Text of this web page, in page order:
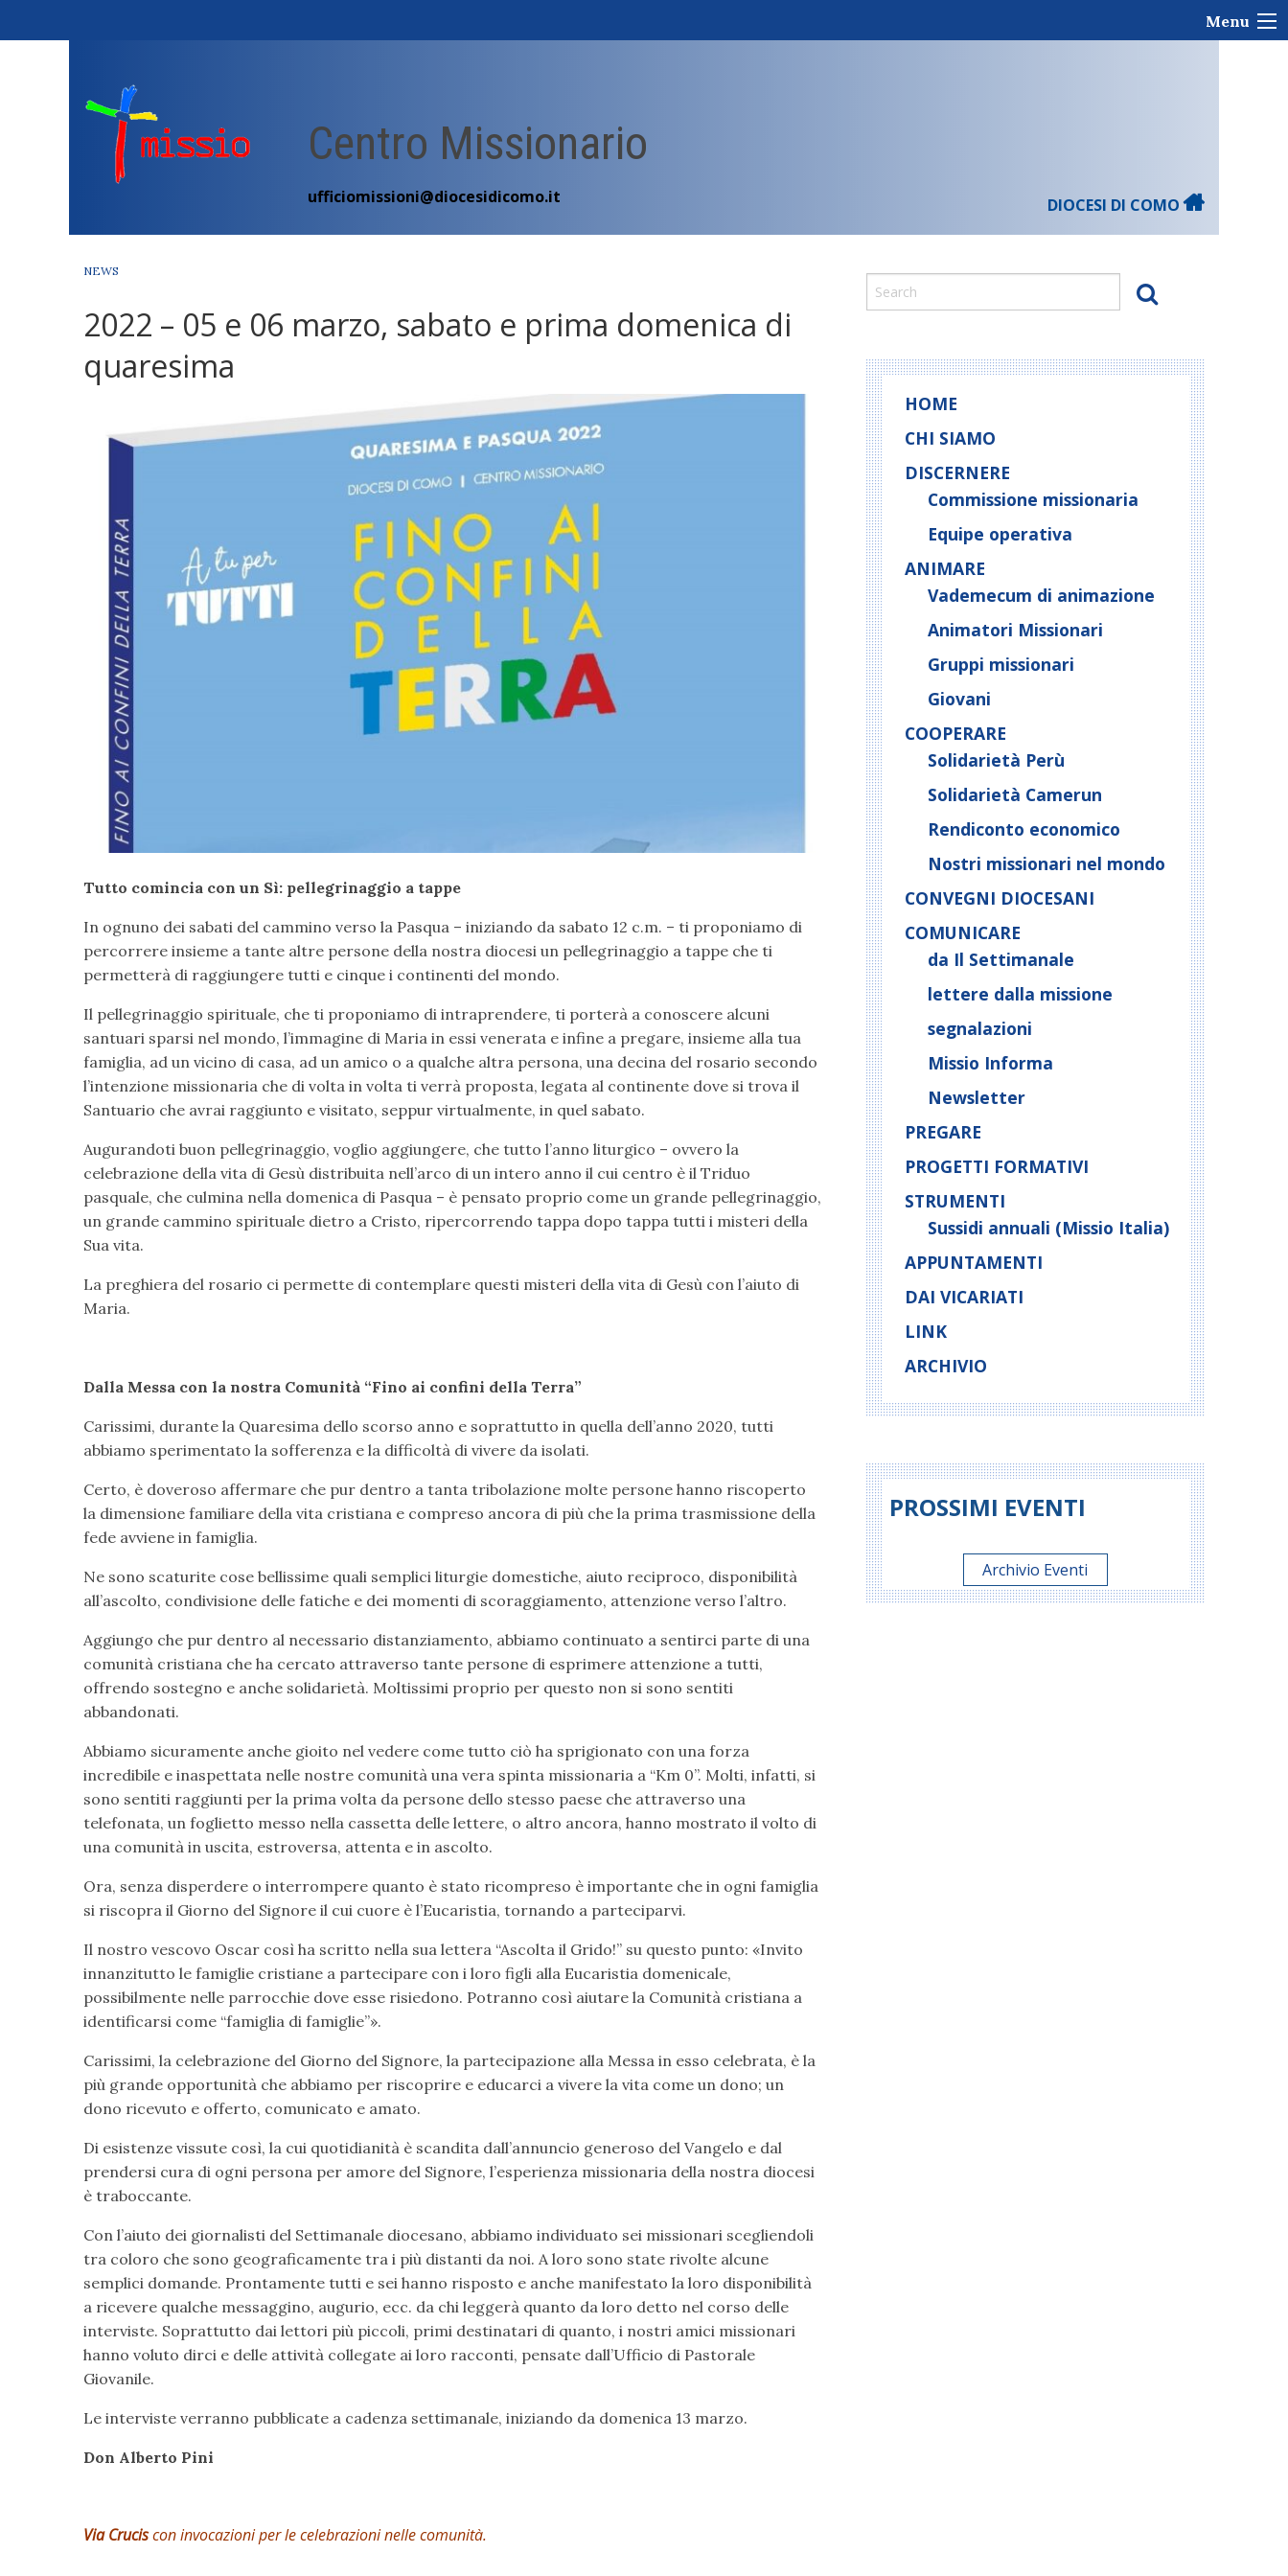
Menu
Centro Missionario
ufficiomissioni@diocesidicomo.it DIOCESI DI COMO
NEWS
2022 – 05 e 06 marzo, sabato e prima domenica di
quaresima
Tutto comincia con un Sì: pellegrinaggio a tappe
In ognuno dei sabati del cammino verso la Pasqua – iniziando da sabato 12 c.m. – ti proponiamo di
percorrere insieme a tante altre persone della nostra diocesi un pellegrinaggio a tappe che ti
permetterà di raggiungere tutti e cinque i continenti del mondo.
Il pellegrinaggio spirituale, che ti proponiamo di intraprendere, ti porterà a conoscere alcuni
santuari sparsi nel mondo, l’immagine di Maria in essi venerata e infine a pregare, insieme alla tua
famiglia, ad un vicino di casa, ad un amico o a qualche altra persona, una decina del rosario secondo
l’intenzione missionaria che di volta in volta ti verrà proposta, legata al continente dove si trova il
Santuario che avrai raggiunto e visitato, seppur virtualmente, in quel sabato.
Augurandoti buon pellegrinaggio, voglio aggiungere, che tutto l’anno liturgico – ovvero la
celebrazione della vita di Gesù distribuita nell’arco di un intero anno il cui centro è il Triduo
pasquale, che culmina nella domenica di Pasqua – è pensato proprio come un grande pellegrinaggio,
un grande cammino spirituale dietro a Cristo, ripercorrendo tappa dopo tappa tutti i misteri della
Sua vita.
La preghiera del rosario ci permette di contemplare questi misteri della vita di Gesù con l’aiuto di
Maria.
Dalla Messa con la nostra Comunità “Fino ai confini della Terra”
Carissimi, durante la Quaresima dello scorso anno e soprattutto in quella dell’anno 2020, tutti
abbiamo sperimentato la sofferenza e la difficoltà di vivere da isolati.
Certo, è doveroso affermare che pur dentro a tanta tribolazione molte persone hanno riscoperto
la dimensione familiare della vita cristiana e compreso ancora di più che la prima trasmissione della
fede avviene in famiglia.
Ne sono scaturite cose bellissime quali semplici liturgie domestiche, aiuto reciproco, disponibilità
all’ascolto, condivisione delle fatiche e dei momenti di scoraggiamento, attenzione verso l’altro.
Aggiungo che pur dentro al necessario distanziamento, abbiamo continuato a sentirci parte di una
comunità cristiana che ha cercato attraverso tante persone di esprimere attenzione a tutti,
offrendo sostegno e anche solidarietà. Moltissimi proprio per questo non si sono sentiti
abbandonati.
Abbiamo sicuramente anche gioito nel vedere come tutto ciò ha sprigionato con una forza
incredibile e inaspettata nelle nostre comunità una vera spinta missionaria a “Km 0”. Molti, infatti, si
sono sentiti raggiunti per la prima volta da persone dello stesso paese che attraverso una
telefonata, un foglietto messo nella cassetta delle lettere, o altro ancora, hanno mostrato il volto di
una comunità in uscita, estroversa, attenta e in ascolto.
Ora, senza disperdere o interrompere quanto è stato ricompreso è importante che in ogni famiglia
si riscopra il Giorno del Signore il cui cuore è l’Eucaristia, tornando a parteciparvi.
Il nostro vescovo Oscar così ha scritto nella sua lettera “Ascolta il Grido!” su questo punto: «Invito
innanzitutto le famiglie cristiane a partecipare con i loro figli alla Eucaristia domenicale,
possibilmente nelle parrocchie dove esse risiedono. Potranno così aiutare la Comunità cristiana a
identificarsi come “famiglia di famiglie”».
Carissimi, la celebrazione del Giorno del Signore, la partecipazione alla Messa in esso celebrata, è la
più grande opportunità che abbiamo per riscoprire e educarci a vivere la vita come un dono; un
dono ricevuto e offerto, comunicato e amato.
Di esistenze vissute così, la cui quotidianità è scandita dall’annuncio generoso del Vangelo e dal
prendersi cura di ogni persona per amore del Signore, l’esperienza missionaria della nostra diocesi
è traboccante.
Con l’aiuto dei giornalisti del Settimanale diocesano, abbiamo individuato sei missionari scegliendoli
tra coloro che sono geograficamente tra i più distanti da noi. A loro sono state rivolte alcune
semplici domande. Prontamente tutti e sei hanno risposto e anche manifestato la loro disponibilità
a ricevere qualche messaggino, augurio, ecc. da chi leggerà quanto da loro detto nel corso delle
interviste. Soprattutto dai lettori più piccoli, primi destinatari di quanto, i nostri amici missionari
hanno voluto dirci e delle attività collegate ai loro racconti, pensate dall’Ufficio di Pastorale
Giovanile.
Le interviste verranno pubblicate a cadenza settimanale, iniziando da domenica 13 marzo.
Don Alberto Pini
Via Cruciscon invocazioni per le celebrazioni nelle comunità.
HOME
CHI SIAMO
DISCERNERE
Commissione missionaria
Equipe operativa
ANIMARE
Vademecum di animazione
Animatori Missionari
Gruppi missionari
Giovani
COOPERARE
Solidarietà Perù
Solidarietà Camerun
Rendiconto economico
Nostri missionari nel mondo
CONVEGNI DIOCESANI
COMUNICARE
da Il Settimanale
lettere dalla missione
segnalazioni
Missio Informa
Newsletter
PREGARE
PROGETTI FORMATIVI
STRUMENTI
Sussidi annuali (Missio Italia)
APPUNTAMENTI
DAI VICARIATI
LINK
ARCHIVIO
PROSSIMI EVENTI
Archivio Eventi